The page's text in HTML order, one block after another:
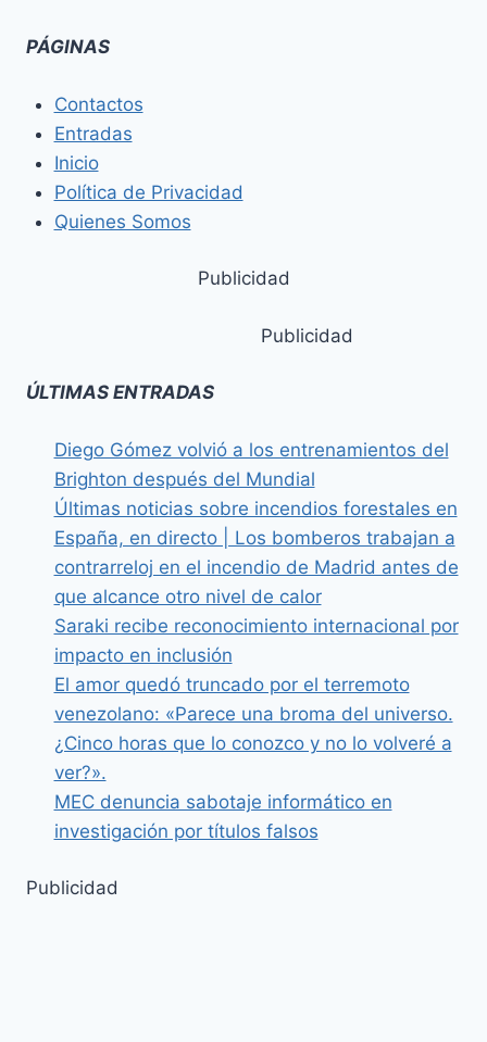
PÁGINAS
Contactos
Entradas
Inicio
Política de Privacidad
Quienes Somos
Publicidad
Publicidad
ÚLTIMAS ENTRADAS
Diego Gómez volvió a los entrenamientos del
Brighton después del Mundial
Últimas noticias sobre incendios forestales en
España, en directo | Los bomberos trabajan a
contrarreloj en el incendio de Madrid antes de
que alcance otro nivel de calor
Saraki recibe reconocimiento internacional por
impacto en inclusión
El amor quedó truncado por el terremoto
venezolano: «Parece una broma del universo.
¿Cinco horas que lo conozco y no lo volveré a
ver?».
MEC denuncia sabotaje informático en
investigación por títulos falsos
Publicidad